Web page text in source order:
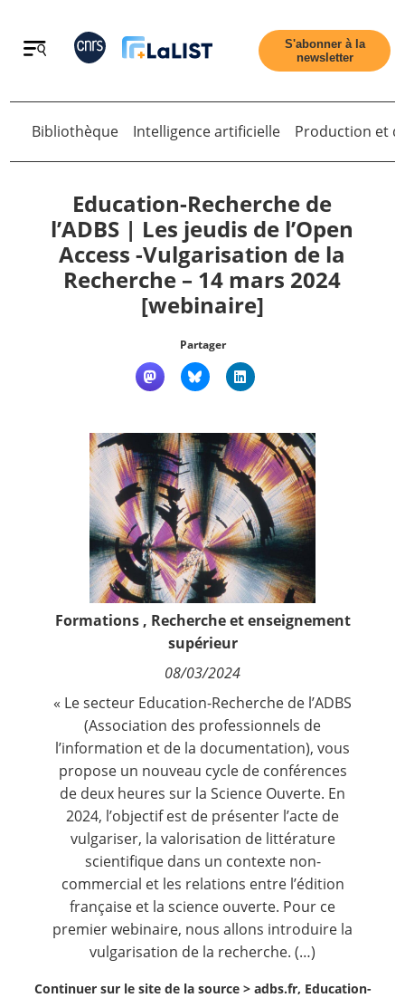
Retour
Accueil
Qui sommes nous ?
Nous suivre
S'abonner à la
newsletter
Retour
Bibliothèque Intelligence artificielle Production et
Education-Recherche de
l’ADBS | Les jeudis de l’Open
Access -Vulgarisation de la
Recherche – 14 mars 2024
[webinaire]
Partager
Formations, Recherche et enseignement
supérieur
08/03/2024
« Le secteur Education-Recherche de l’ADBS
(Association des professionnels de
l’information et de la documentation), vous
propose un nouveau cycle de conférences
de deux heures sur la Science Ouverte. En
2024, l’objectif est de présenter l’acte de
vulgariser, la valorisation de littérature
scientifique dans un contexte non-
commercial et les relations entre l’édition
française et la science ouverte. Pour ce
premier webinaire, nous allons introduire la
vulgarisation de la recherche. (…)
Continuer sur le site de la source > adbs.fr, Education-